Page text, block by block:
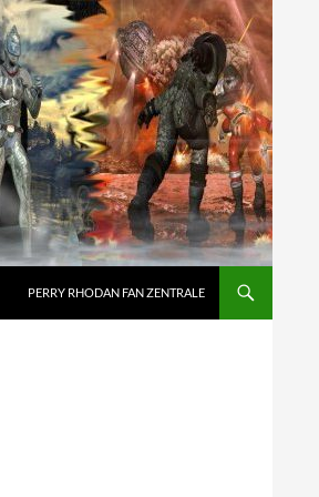
PERRY RHODAN FAN ZENTRALE